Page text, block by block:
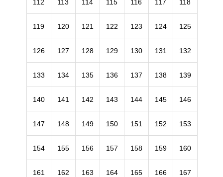
112 113 114 115 116 117 118
119 120 121 122 123 124 125
126 127 128 129 130 131 132
133 134 135 136 137 138 139
140 141 142 143 144 145 146
147 148 149 150 151 152 153
154 155 156 157 158 159 160
161 162 163 164 165 166 167